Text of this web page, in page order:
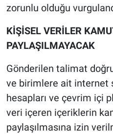
zorunlu olduğu
KİŞİSEL VERİLER
PAYLAŞILMAYACAK
Gönderilen talimat
ve birimlere ait internet
hesapları ve çevrim içi
veri içeren içeriklerin
paylaşılmasına izin